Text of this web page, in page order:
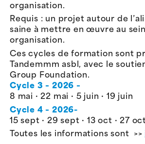
organisation.
Requis : un projet autour de
saine à mettre en œuvre au
organisation.
Ces cycles de formation sont
Tandemmm asbl, avec le
Group Foundation.
Cycle 3 – 2026 –
8 mai · 22 mai · 5 juin · 19 juin
Cycle 4 – 2026-
15 sept · 29 sept · 13 oct · 27
Toutes les informations sont >>